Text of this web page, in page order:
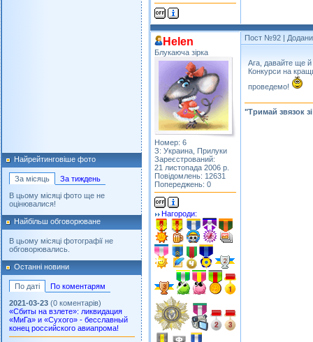
Найрейтинговіше фото
За місяць
За тиждень
В цьому місяці фото ще не
оцінювалися!
Найбільш обговорюване
В цьому місяці фотографії не
обговорювались.
Останні новини
По даті
По коментарям
2021-03-23 (0 коментарів)
«Сбиты на взлете»: ликвидация
«МиГа» и «Сухого» - бесславный
конец российского авиапрома!
Helen
Блукаюча зірка
Номер: 6
З: Украина, Прилуки
Зареєстрований:
21 листопада 2006 р.
Повідомлень: 12631
Попереджень: 0
Нагороди:
Пост №92 |
Ага, давайте ще
Конкурси на
проведемо!
"Тримай звязок